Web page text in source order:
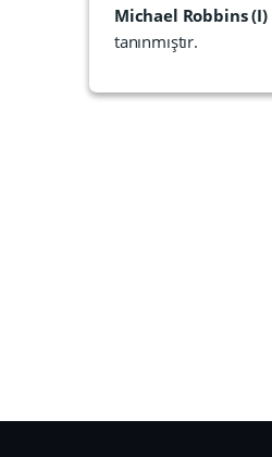
Michael Robbins (I)
tanınmıştır.